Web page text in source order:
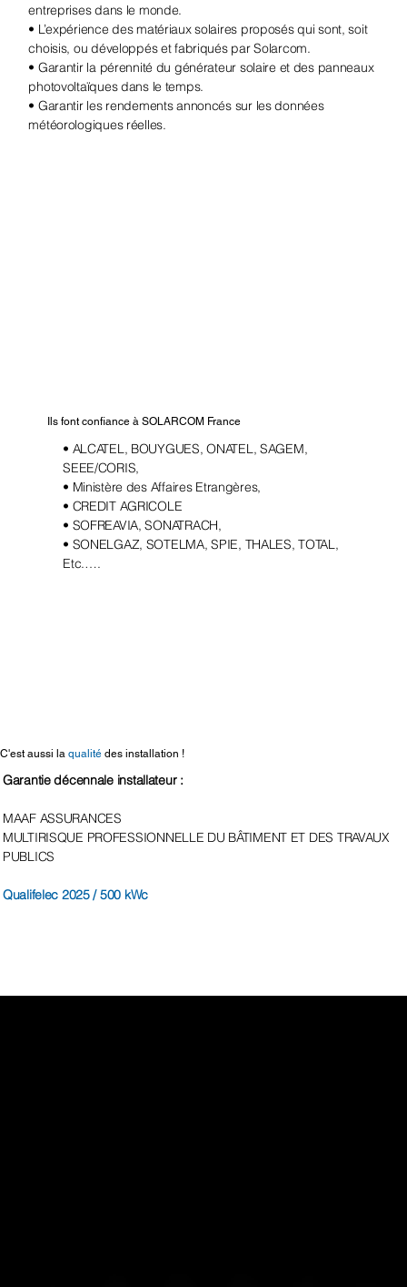
C'est aussi laqualitédes installation !
Garantie décennale installateur :
MAAF ASSURANCES
MULTIRISQUE PROFESSIONNELLE DU BÂTIMENT ET DES TRAVAUX
PUBLICS
Qualifelec 2025 / 500 kWc
Ils font confiance à SOLARCOM France
• ALCATEL, BOUYGUES, ONATEL, SAGEM,
SEEE/CORIS,
• Ministère des Affaires Etrangères,
• CREDIT AGRICOLE
• SOFREAVIA, SONATRACH,
• SONELGAZ, SOTELMA, SPIE, THALES, TOTAL,
Etc.….
entreprises dans le monde.
• L’expérience des matériaux solaires proposés qui sont, soit
choisis, ou développés et fabriqués par Solarcom.
• Garantir la pérennité du générateur solaire et des panneaux
photovoltaïques dans le temps.
• Garantir les rendements annoncés sur les données
météorologiques réelles.